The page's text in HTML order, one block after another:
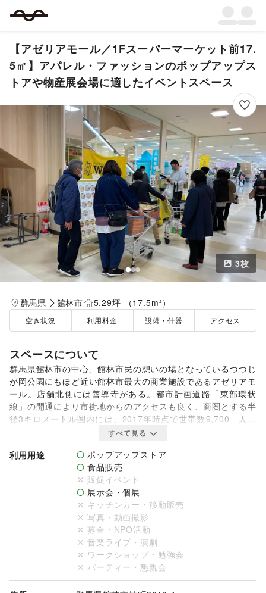
【アゼリアモール／1Fスーパーマーケット前17.
5㎡】アパレル・ファッションのポップアップス
トアや物産展会場に適したイベントスペース
3枚
群馬県 館林市 5.29坪 （17.5m²）
空き状況 利用料金 設備・什器 アクセス
スペースについて
群馬県館林市の中心、館林市民の憩いの場となっているつつじ
が岡公園にもほど近い館林市最大の商業施設であるアゼリアモ
ール。店舗北側には善導寺がある。都市計画道路「東部環状
線」の開通により市街地からのアクセスも良く、商圏とする半
径3キロメートル圏内には、2017年時点で世帯数9,700、人口
2万4,500人が暮らしています。ボリュームゾーンは40代前半
で、それに60代後半以上の高齢者が次ぐ構成となっていま
す。1F催事スペースは100㎡以上の広さを活かした物産展を
はじめとした物販や新商品のプロモーションに最適です。ぜひ
お気軽に問い合わせください。
・利用開始までにお打合せおよび各種書類の提出が必要です。
・ゴミの分別をお願いします。
すべて見る
利用用途
ポップアップストア
食品販売
販促イベント
展示会・個展
キッチンカー・移動販売
写真・動画撮影
募金・NPO活動
音楽ライブ・演劇
ワークショップ・勉強会
パーティー・懇親会